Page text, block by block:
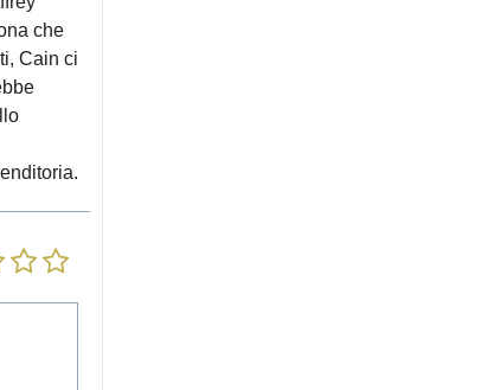
che
Cain ci